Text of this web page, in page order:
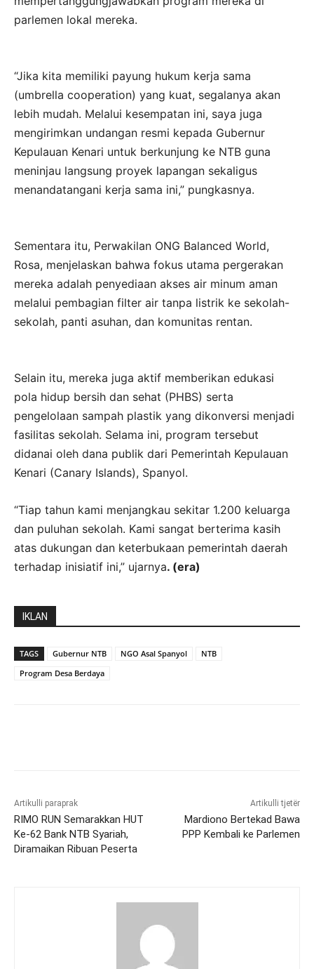
parlemen lokal mereka.
“Jika kita memiliki payung hukum kerja sama
(umbrella cooperation) yang kuat, segalanya akan
lebih mudah. Melalui kesempatan ini, saya juga
mengirimkan undangan resmi kepada Gubernur
Kepulauan Kenari untuk berkunjung ke NTB guna
meninjau langsung proyek lapangan sekaligus
menandatangani kerja sama ini,” pungkasnya.
Sementara itu, Perwakilan ONG Balanced World,
Rosa, menjelaskan bahwa fokus utama pergerakan
mereka adalah penyediaan akses air minum aman
melalui pembagian filter air tanpa listrik ke sekolah-
sekolah, panti asuhan, dan komunitas rentan.
Selain itu, mereka juga aktif memberikan edukasi
pola hidup bersih dan sehat (PHBS) serta
pengelolaan sampah plastik yang dikonversi menjadi
fasilitas sekolah. Selama ini, program tersebut
didanai oleh dana publik dari Pemerintah Kepulauan
Kenari (Canary Islands), Spanyol.
“Tiap tahun kami menjangkau sekitar 1.200 keluarga
dan puluhan sekolah. Kami sangat berterima kasih
atas dukungan dan keterbukaan pemerintah daerah
terhadap inisiatif ini,” ujarnya. (era)
IKLAN
TAGS Gubernur NTB NGO Asal Spanyol
NTB
Program Desa Berdaya
Artikulli paraprak
RIMO RUN Semarakkan HUT
Ke-62 Bank NTB Syariah,
Diramaikan Ribuan Peserta
Artikulli tjetër
Mardiono Bertekad Bawa
PPP Kembali ke Parlemen